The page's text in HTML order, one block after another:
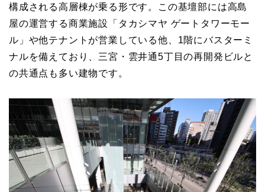
構成される高層棟が乗る形です。この基壇部には高島
屋の運営する商業施設「タカシマヤ ゲートタワーモー
ル」や他テナントが営業している他、1階にバスターミ
ナルを備えており、三宮・雲井通5丁目の再開発ビルと
の共通点も多い建物です。